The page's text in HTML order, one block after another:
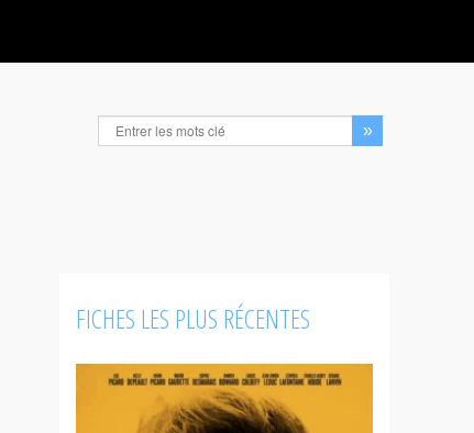
FICHES LES PLUS RÉCENTES